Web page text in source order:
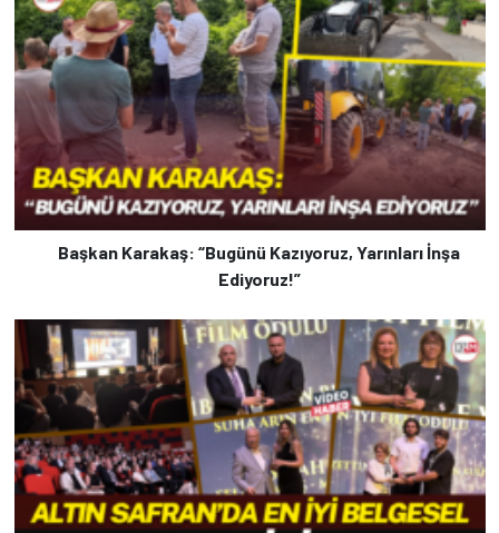
Başkan Karakaş: “Bugünü Kazıyoruz, Yarınları İnşa
Ediyoruz!”